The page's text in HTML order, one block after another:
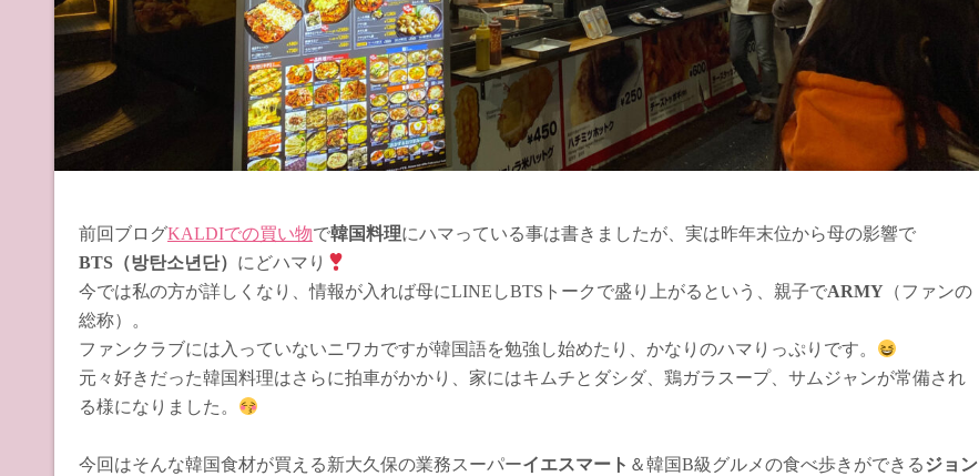
前回ブログKALDIでの買い物で韓国料理にハマっている事は書きましたが、実は昨年末位から母の影響で
BTS（방탄소년단） にどハマり
今では私の方が詳しくなり、情報が入れば母にLINEしBTSトークで盛り上がるという、親子でARMY （ファンの
総称）。
ファンクラブには入っていないニワカですが韓国語を勉強し始めたり、かなりのハマりっぷりです。
元々好きだった韓国料理はさらに拍車がかかり、家にはキムチとダシダ、鶏ガラスープ、サムジャンが常備され
る様になりました。
今回はそんな韓国食材が買える新大久保の業務スーパーイエスマート ＆韓国B級グルメの食べ歩きができるジョン